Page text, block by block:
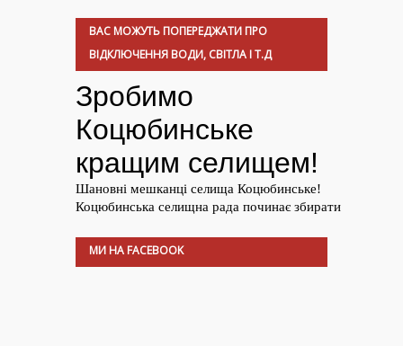
ВАС МОЖУТЬ ПОПЕРЕДЖАТИ ПРО
ВІДКЛЮЧЕННЯ ВОДИ, СВІТЛА І Т.Д
МИ НА FACEBOOK